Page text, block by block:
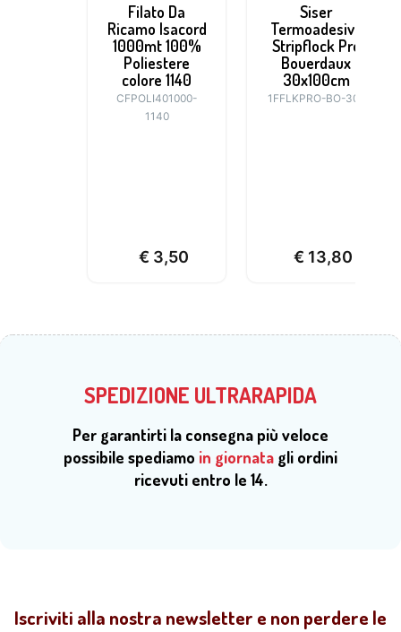
Filato Da
Ricamo Isacord
1000mt 100%
Poliestere
colore 1140
CFPOLI401000-
1140
€ 3,50
Siser
Termoadesivo
Stripflock Pro
Bouerdaux
30x100cm
1FFLKPRO-BO-300
€ 13,80
SPEDIZIONE ULTRARAPIDA
Per garantirti la consegna più veloce
possibile spediamo in giornata gli ordini
ricevuti entro le 14.
Iscriviti alla nostra newsletter e non perdere le